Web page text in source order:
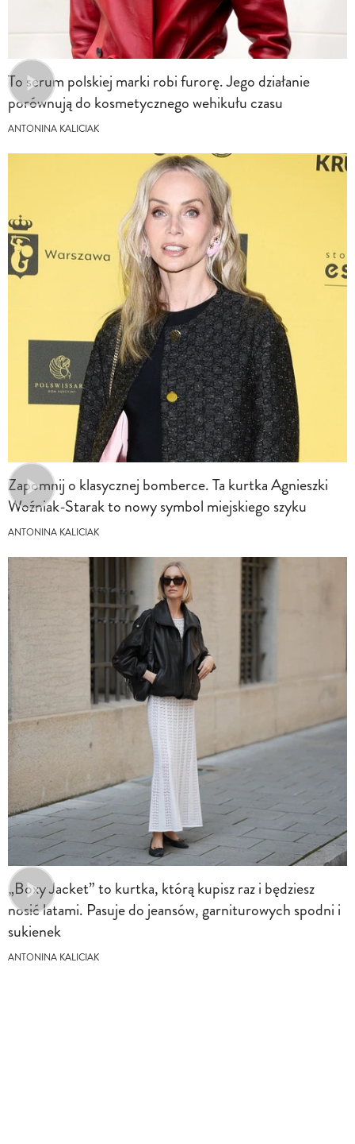
To serum polskiej marki robi furorę. Jego działanie
porównują do kosmetycznego wehikułu czasu
ANTONINA KALICIAK
Zapomnij o klasycznej bomberce. Ta kurtka Agnieszki
Woźniak-Starak to nowy symbol miejskiego szyku
ANTONINA KALICIAK
„Boxy Jacket” to kurtka, którą kupisz raz i będziesz
nosić latami. Pasuje do jeansów, garniturowych spodni i
sukienek
ANTONINA KALICIAK